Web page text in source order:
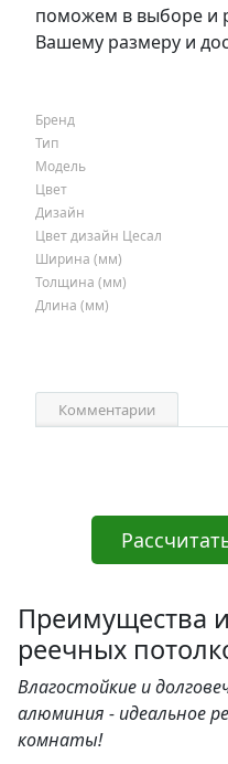
поможем в выборе и
Вашему размеру и
Бренд
Тип
Модель
Цвет
Дизайн
Цвет дизайн Цесал
Ширина (мм)
Толщина (мм)
Длина (мм)
Комментарии
Преимущества
реечных
Влагостойкие и
алюминия - идеальное
комнаты!